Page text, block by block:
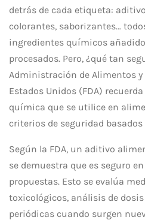
detrás de cada etiqueta:
colorantes, saborizantes…
ingredientes químicos
procesados. Pero, ¿qué tan
Administración de Alimentos
Estados Unidos (FDA)
química que se utilice en
criterios de seguridad
Según la FDA, un aditivo
se demuestra que es seguro
propuestas. Esto se evalúa
toxicológicos, análisis de
periódicas cuando surgen